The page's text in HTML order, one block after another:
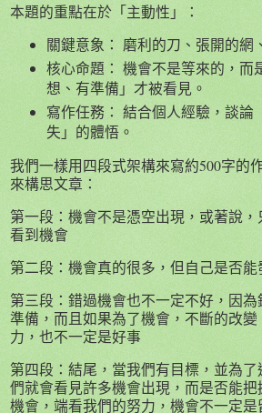
本題的重點在於「主動性」：
關鍵意象： 磨利的刀、張開的網
核心命題： 機會不是等來的，而
想、有準備」才被看見。
寫作任務： 結合個人經驗，談論
失」的體悟。
我們一樣用四段式架構來寫約500字的
來構思文章：
第一段：機會不是憑空出現，或著說
看到機會
第二段：機會真的很多，但自己是否能
第三段：錯過機會也不一定不好，因
準備，而且如果為了機會，不斷的改
力，也不一定是好事
第四段：結尾，當我們有目標，並為
們就會看見許多機會出現，而是否能
機會，端看我們的努力，機會不一定